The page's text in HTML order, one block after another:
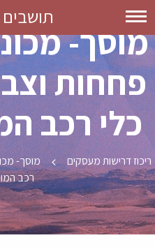
מוסך- מכונאות כללית, פחחות
מוסך-
פחחות
כלי רכב
ריכוז דרישות מעסקים
מוסך-
רכב